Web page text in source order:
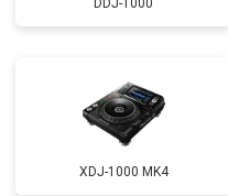
DDJ-1000
XDJ-1000 MK4